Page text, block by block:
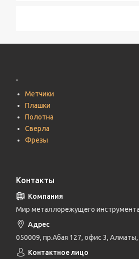
.
Метчики
Плашки
Полотна
Сверла
Фрезы
Контакты
Мир металлорежущего инструмента
050009, пр.Абая 127, офис 3, Алматы,